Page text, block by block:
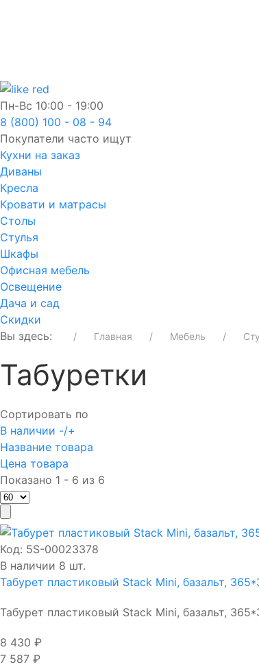
Пн-Вс 10:00 - 19:00
8 (800) 100 - 08 - 94
Покупатели часто ищут
Кухни на заказ
Диваны
Кресла
Кровати и матрасы
Столы
Стулья
Шкафы
Офисная мебель
Освещение
Дача и сад
Скидки
Вы здесь:
Главная Мебель
Табуретки
Сортировать по
В наличии -/+
Название товара
Цена товара
Показано 1 - 6 из 6
Код: 5S-00023378
В наличии 8 шт.
Табурет пластиковый Stack Mini, базальт,
Табурет пластиковый Stack Mini, базальт,
8 430 ₽
7 587 ₽